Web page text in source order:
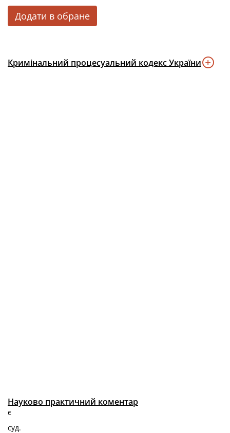
Додати в обране
Кримінальний процесуальний кодекс України
Науково практичний коментар
є
суд.